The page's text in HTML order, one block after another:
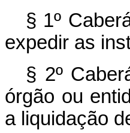
§ 1º
expedir as
§ 2º
órgão ou
a liquidação